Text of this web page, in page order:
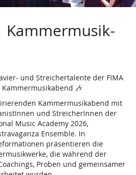
Kammermusik-
und Streichertalente der FIMA
🎶
Kammermusikabend mit
und StreicherInnen der
Music Academy 2026,
Ensemble. In
präsentieren die
die während der
Proben und gemeinsamer